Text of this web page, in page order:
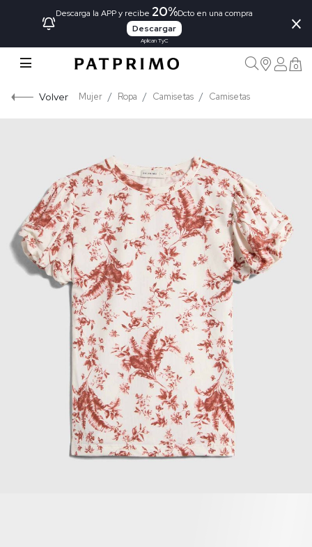
Descarga la APP y recibe 20%Dcto en una compra
Descargar
Aplican TyC
×
0
Volver Mujer Ropa Camisetas Camisetas